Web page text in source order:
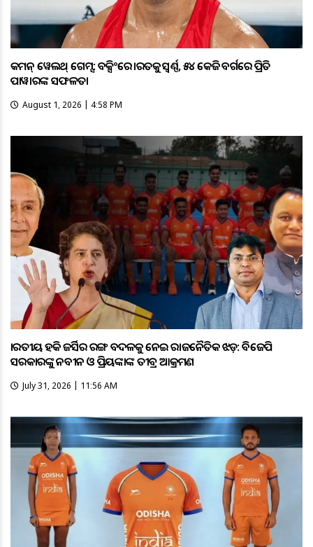
କମନ୍ ୱେଲଥ୍ ଗେମ୍ସ: ବକ୍ସିଂରେ ଭାରତକୁ ସ୍ବର୍ଣ୍ଣ, ୫୪ କେଜି ବର୍ଗରେ ପ୍ରିତି
ପାୱାରଙ୍କ ସଫଳତା
August 1, 2026 | 4:58 PM
ଭାରତୀୟ ହକି ଜର୍ସିର ରଙ୍ଗ ବଦଳକୁ ନେଇ ରାଜନୈତିକ ଝଡ଼: ବିଜେପି
ସରକାରଙ୍କୁ ନବୀନ ଓ ପ୍ରିୟଙ୍କାଙ୍କ ତୀବ୍ର ଆକ୍ରମଣ
July 31, 2026 | 11:56 AM